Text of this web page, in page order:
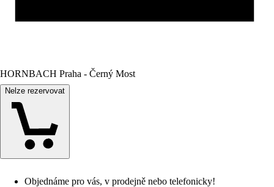
HORNBACH Praha - Černý Most
Nelze rezervovat
Objednáme pro vás, v prodejně nebo telefonicky!